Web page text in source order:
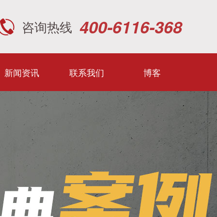
咨询热线 400-6116-368
新闻资讯 联系我们 博客